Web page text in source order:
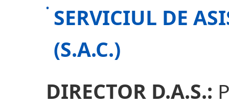
SERVICIUL DE
(S.A.C.)
DIRECTOR D.A.S.: